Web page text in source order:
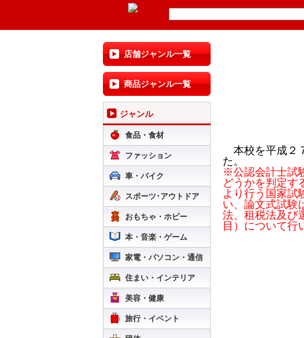
店舗ジャンル一覧
商品ジャンル一覧
ジャンル
食品・食材
ファッション
車・バイク
スポーツ･アウトドア
おもちゃ・ホビー
本・音楽・ゲーム
家電・パソコン・通信
住まい・インテリア
美容・健康
旅行・イベント
本校を平成２
た。
※公認会計士試
どうかを判定す
より行う国家試
い、論文式試験
法、租税法及び
目）について行